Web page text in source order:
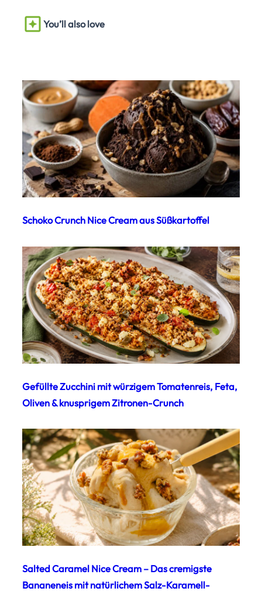
You’ll also love
Schoko Crunch Nice Cream aus Süßkartoffel
Gefüllte Zucchini mit würzigem Tomatenreis, Feta,
Oliven & knusprigem Zitronen-Crunch
Salted Caramel Nice Cream – Das cremigste
Bananeneis mit natürlichem Salz-Karamell-